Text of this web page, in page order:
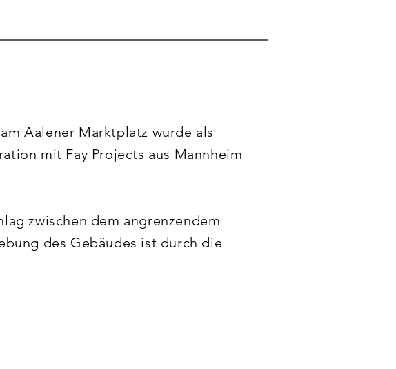
Aalener Marktplatz wurde als
mit Fay Projects aus Mannheim
zwischen dem angrenzendem
des Gebäudes ist durch die
Ende August 2017 deutlich mehr